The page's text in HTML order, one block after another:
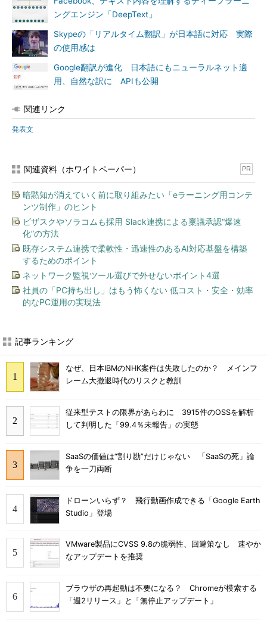
ングエンジン「DeepText」
Skypeの「リアルタイム翻訳」が日本語に対応 実際
の使用感は
Google翻訳が進化 日本語にもニューラルネット適
用、自然な訳に APIも公開
関連リンク
発表文
関連資料（ホワイトペーパー） PR
暗黙知が消えていく前に取り組みたい「eラーニング用コンテ
ンツ制作」のヒント
ビザスクやソラコムも採用 Slack連携による稟議承認“爆速
化”の方法
既存システム連携で柔軟性・迅速性のあるAI対応基盤を構築
するためのポイント
ネットワーク監視ツール選びで外せないポイント4選
社員の「PC持ち出し」はもう怖くない 低コスト・安全・効率
的なPC運用の実現法
記事ランキング
なぜ、日本IBMのNHK案件は失敗したのか？ メインフ
レーム大撤退時代のリスクと教訓
従来型テストの限界があらわに 3915件のOSSを解析
して判明した「99.4％未報告」の実態
SaaSの価値は“割り勘”だけじゃない 「SaaSの死」論
争を一刀両断
ドローンいらず？ 飛行動画作成できる「Google Earth
Studio」登場
VMware製品にCVSS 9.8の脆弱性、回避策なし 速やか
なアップデートを推奨
ブラウザの再起動は不要になる？ Chromeが模索する
「週2リリース」と「無停止アップデート」